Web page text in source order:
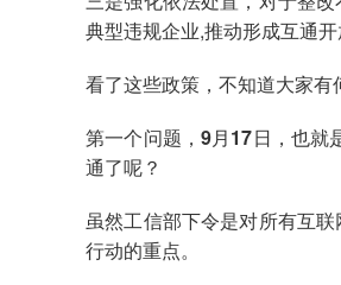
典型违规企业,推动形成互通
看了这些政策，不知道大家有
第一个问题，9月17日，也就
通了呢？
虽然工信部下令是对所有互
行动的重点。